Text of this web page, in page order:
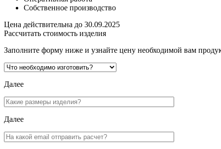
Собственное производство
Цена действительна до 30.09.2025
Рассчитать стоимость изделия
Заполните форму ниже и узнайте цену необходимой вам
Далее
Далее